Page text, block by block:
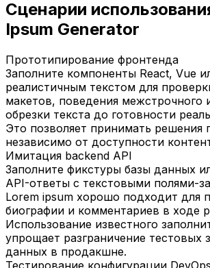
Сценарии
Ipsum Generator
Прототипирование фронтенда
Заполните компоненты React, Vue
реалистичным текстом для
макетов, поведения межстрочного
обрезки текста до готовности
Это позволяет принимать решения
независимо от доступности
Имитация backend API
Заполните фикстуры базы данных
API-ответы с текстовыми полями-
Lorem ipsum хорошо подходит для
биографии и комментариев в ходе
Использование известного
упрощает разграничение тестовых
данных в продакшне.